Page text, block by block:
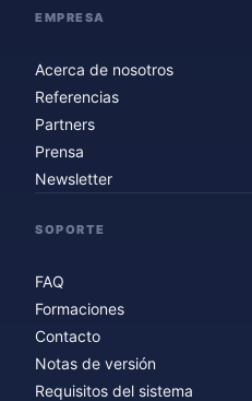
EMPRESA
Acerca de nosotros
Referencias
Partners
Prensa
Newsletter
SOPORTE
FAQ
Formaciones
Contacto
Notas de versión
Requisitos del sistema